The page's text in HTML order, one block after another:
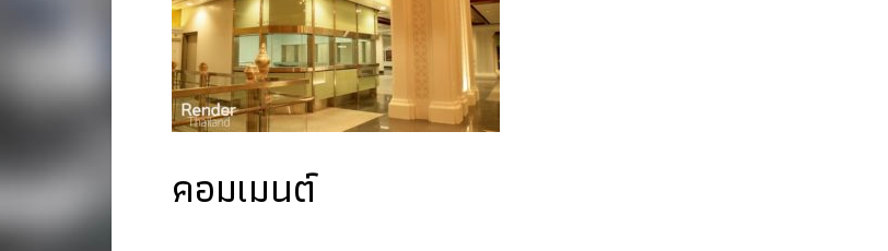
คอมเมนต์